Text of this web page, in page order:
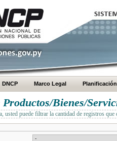
DNCP Marco Legal Planificación
Productos/Bienes/
usted puede filtrar la cantidad de registros que